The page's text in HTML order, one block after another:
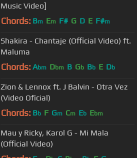
Music Video]
Chords: Bm Em F# G D E F#m
Shakira - Chantaje (Official Video) ft.
Maluma
Chords: Abm Dbm B Gb Bb E Db
Zion & Lennox ft. J Balvin - Otra Vez
(Video Oficial)
Chords: Bb F Gm Cm Eb Ebm
Mau y Ricky, Karol G - Mi Mala
(Official Video)